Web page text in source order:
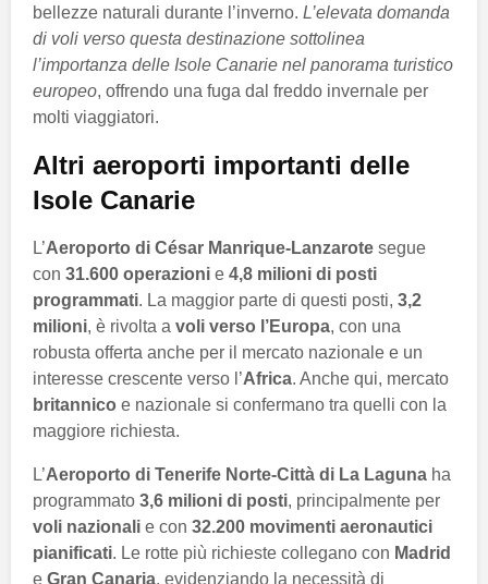
bellezze naturali durante l’inverno. L’elevata domanda
di voli verso questa destinazione sottolinea
l’importanza delle Isole Canarie nel panorama turistico
europeo, offrendo una fuga dal freddo invernale per
molti viaggiatori.
Altri aeroporti importanti delle
Isole Canarie
L’Aeroporto di César Manrique-Lanzarote segue
con 31.600 operazioni e 4,8 milioni di posti
programmati. La maggior parte di questi posti, 3,2
milioni, è rivolta a voli verso l’Europa, con una
robusta offerta anche per il mercato nazionale e un
interesse crescente verso l’Africa. Anche qui, mercato
britannico e nazionale si confermano tra quelli con la
maggiore richiesta.
L’Aeroporto di Tenerife Norte-Città di La Laguna ha
programmato 3,6 milioni di posti, principalmente per
voli nazionali e con 32.200 movimenti aeronautici
pianificati. Le rotte più richieste collegano con Madrid
e Gran Canaria, evidenziando la necessità di